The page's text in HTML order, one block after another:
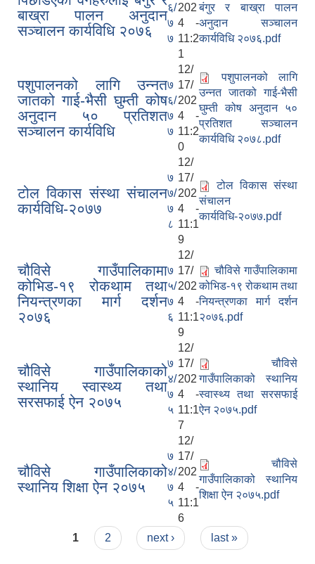
बाख्रा पालन अनुदान
सञ्चालन कार्यविधि २०७६
६/
७
७
202
4 -
11:2
1
बंगुर र बाख्रा पालन
अनुदान सञ्चालन
कार्यविधि २०७६.pdf
पशुपालनको लागि उन्नत
जातको गाई-भैसी घुम्ती कोष
अनुदान ५० प्रतिशत
सञ्चालन कार्यविधि
७
६/
७
७
12/
17/
202
4 -
11:2
0
पशुपालनको लागि
उन्नत जातको गाई-भैसी
घुम्ती कोष अनुदान ५०
प्रतिशत सञ्चालन
कार्यविधि २०७८.pdf
टोल विकास संस्था संचालन
कार्यविधि-२०७७
७
७/
७
८
12/
17/
202
4 -
11:1
9
टोल विकास संस्था
संचालन
कार्यविधि-२०७७.pdf
चौविसे गाउँपालिकामा
कोभिड-१९ रोकथाम तथा
नियन्त्रणका मार्ग दर्शन
२०७६
७
५/
७
६
12/
17/
202
4 -
11:1
9
चौविसे गाउँपालिकामा
कोभिड-१९ रोकथाम तथा
नियन्त्रणका मार्ग दर्शन
२०७६.pdf
चौविसे गाउँपालिकाको
स्थानिय स्वास्थ्य तथा
सरसफाई ऐन २०७५
७
४/
७
५
12/
17/
202
4 -
11:1
7
चौविसे
गाउँपालिकाको स्थानिय
स्वास्थ्य तथा सरसफाई
ऐन २०७५.pdf
चौविसे गाउँपालिकाको
स्थानिय शिक्षा ऐन २०७५
७
४/
७
५
12/
17/
202
4 -
11:1
6
चौविसे
गाउँपालिकाको स्थानिय
शिक्षा ऐन २०७५.pdf
Pages
1 2 next › last »